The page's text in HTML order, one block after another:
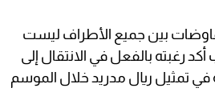
بين جميع الأطراف ليست
رغبته بالفعل في الانتقال إلى
في تمثيل ريال مدريد خلال الموسم